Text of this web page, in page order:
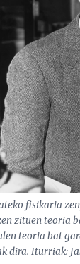
fisikaria
zituen teoria
teoria bat
dira. Iturriak: